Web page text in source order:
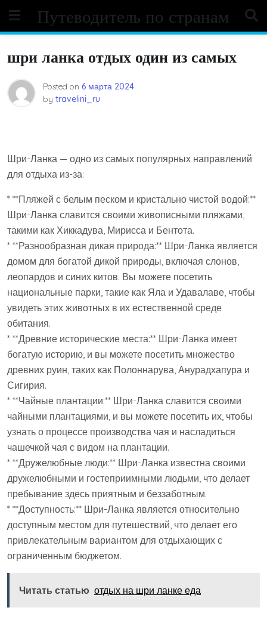
content
Путеводитель по странам
шри ланка отдых один из самых
Posted on 6 марта 2024
by travelini_ru
Шри-Ланка — одно из самых популярных направлений
для отдыха из-за:
* **Пляжей с белым песком и кристально чистой водой:**
Шри-Ланка славится своими живописными пляжами,
такими как Хиккадува, Мирисса и Бентота.
* **Разнообразная дикая природа:** Шри-Ланка является
домом для богатой дикой природы, включая слонов,
леопардов и синих китов. Вы можете посетить
национальные парки, такие как Яла и Удавалаве, чтобы
увидеть этих животных в их естественной среде
обитания.
* **Древние исторические места:** Шри-Ланка имеет
богатую историю, и вы можете посетить множество
древних руин, таких как Полоннарува, Анурадхапура и
Сигирия.
* **Чайные плантации:** Шри-Ланка славится своими
чайными плантациями, и вы можете посетить их, чтобы
узнать о процессе производства чая и насладиться
чашечкой чая с видом на плантации.
* **Дружелюбные люди:** Шри-Ланка известна своими
дружелюбными и гостеприимными людьми, что делает
пребывание здесь приятным и беззаботным.
* **Доступность:** Шри-Ланка является относительно
доступным местом для путешествий, что делает его
привлекательным вариантом для отдыхающих с
ограниченным бюджетом.
Читать статью отдых на шри ланке еда